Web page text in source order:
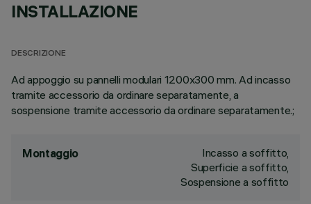
INSTALLAZIONE
DESCRIZIONE
Ad appoggio su pannelli modulari 1200x300 mm. Ad incasso
tramite accessorio da ordinare separatamente, a
sospensione tramite accessorio da ordinare separatamente.;
Montaggio
Incasso a soffitto,
Superficie a soffitto,
Sospensione a soffitto